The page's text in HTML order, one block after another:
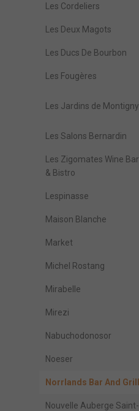
Les Cordeliers
Les Deux Magots
Les Ducs De Bourbon
Les Fougères
Les Jardins de Montigny
Les Salons Bernardin
Les Zigomates Wine Bar
& Bistro
Lespinasse
Maison Blanche
Market
Michel Rostang
Mirabelle
Mirezi
Nabuchodonosor
Noeser
Norrlands Bar And Grill
Nouvelle Auberge Saint-